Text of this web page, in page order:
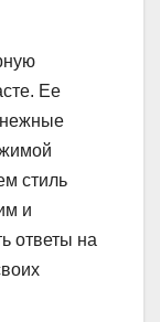
Ее
стиль
и
ответы на